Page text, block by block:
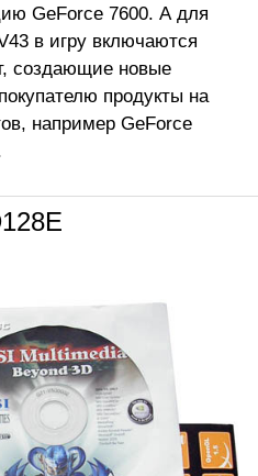
GeForce 7600. А для
в игру включаются
создающие новые
продукты на
например GeForce